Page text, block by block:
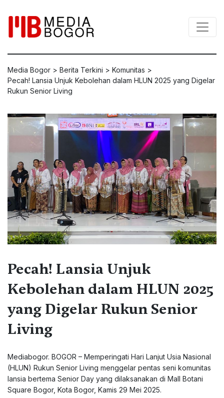
Media Bogor > Berita Terkini > Komunitas >
Pecah! Lansia Unjuk Kebolehan dalam HLUN 2025 yang Digelar
Rukun Senior Living
Pecah! Lansia Unjuk
Kebolehan dalam HLUN 2025
yang Digelar Rukun Senior
Living
Mediabogor. BOGOR – Memperingati Hari Lanjut Usia Nasional
(HLUN) Rukun Senior Living menggelar pentas seni komunitas
lansia bertema Senior Day yang dilaksanakan di Mall Botani
Square Bogor, Kota Bogor, Kamis 29 Mei 2025.